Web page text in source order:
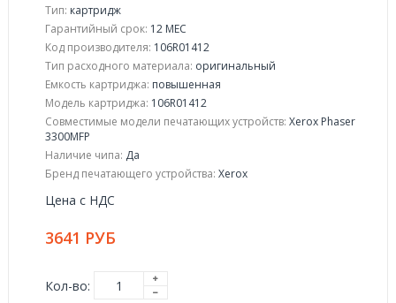
Тип: картридж
Гарантийный срок: 12 МЕС
Код производителя: 106R01412
Тип расходного материала: оригинальный
Емкость картриджа: повышенная
Модель картриджа: 106R01412
Совместимые модели печатающих устройств: Xerox Phaser
3300MFP
Наличие чипа: Да
Бренд печатающего устройства: Xerox
Цена с НДС
3641 РУБ
Кол-во: